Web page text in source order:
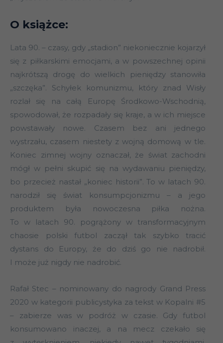
O książce:
Lata 90. – czasy, gdy „stadion” niekoniecznie kojarzył
się z piłkarskimi emocjami, a w powszechnej opinii
najkrótszą drogę do wielkich pieniędzy stanowiła
„szczęka”. Schyłek komunizmu, który znad Wisły
rozlał się na całą Europę Środkowo-Wschodnią,
spowodował, że rozpadały się kraje, a w ich miejsce
powstawały nowe. Czasem bez ani jednego
wystrzału, czasem niestety z wojną domową w tle.
Koniec zimnej wojny oznaczał, że świat zachodni
mógł w pełni skupić się na wydawaniu pieniędzy,
bo przecież nastał „koniec historii”. To w latach 90.
narodził się świat konsumpcjonizmu – a jego
produktem była nowoczesna piłka nożna.
To w latach 90. pogrążony w transformacyjnym
chaosie polski futbol zaczął tak szybko tracić
dystans do Europy, że do dziś go nie nadrobił.
I może już nigdy nie nadrobić.
Rafał Stec – nominowany do nagrody Grand Press
2020 w kategorii publicystyka za tekst w Kopalni #5
– zabierze was w podróż w czasie. Gdy futbol
konsumowano inaczej, a na mecz czekało się